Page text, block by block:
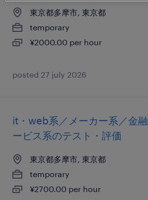
東京都多摩市, 東京都
temporary
¥2000.00 per hour
posted 27 july 2026
it・web系／メーカー系／金
ービス系のテスト・評価
東京都多摩市, 東京都
temporary
¥2700.00 per hour